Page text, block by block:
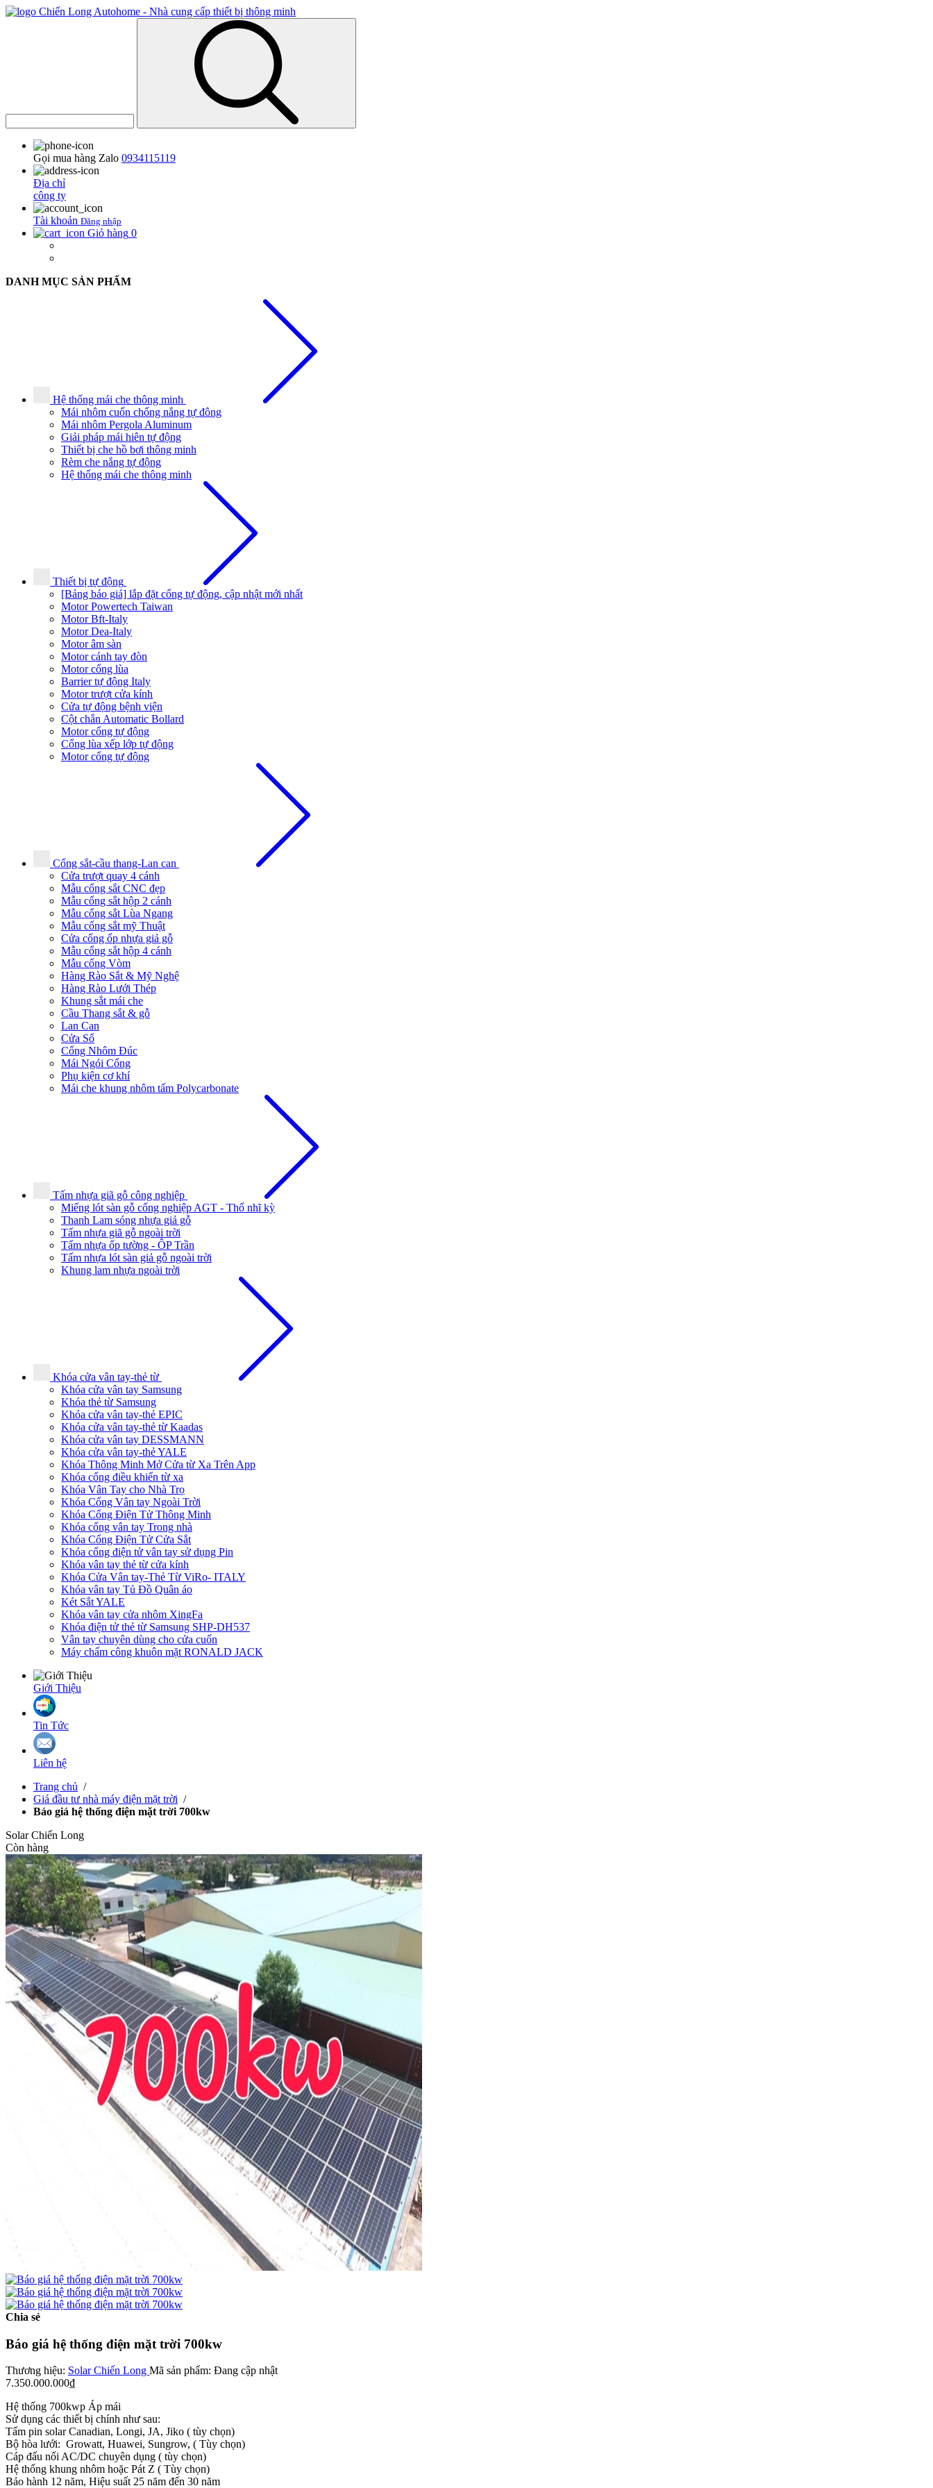
Gọi mua hàng Zalo 0934115119
Địa chỉ
công ty
Tài khoản Đăng nhập
Giỏ hàng 0
DANH MỤC SẢN PHẨM
Hệ thống mái che thông minh
Mái nhôm cuốn chống nắng tự đông
Mái nhôm Pergola Aluminum
Giải pháp mái hiên tự động
Thiết bị che hồ bơi thông minh
Rèm che nắng tự động
Hệ thống mái che thông minh
Thiết bị tự động
[Bảng báo giá] lắp đặt cổng tự động, cập nhật mới nhất
Motor Powertech Taiwan
Motor Bft-Italy
Motor Dea-Italy
Motor âm sàn
Motor cánh tay đòn
Motor cổng lùa
Barrier tự động Italy
Motor trượt cửa kính
Cửa tự động bệnh viện
Cột chắn Automatic Bollard
Motor cổng tự động
Cổng lùa xếp lớp tự động
Motor cổng tự động
Cổng sắt-cầu thang-Lan can
Cửa trượt quay 4 cánh
Mẫu cổng sắt CNC đẹp
Mẫu cổng sắt hộp 2 cánh
Mẫu cổng sắt Lùa Ngang
Mẫu cổng sắt mỹ Thuật
Cửa cổng ốp nhựa giả gỗ
Mẫu cổng sắt hộp 4 cánh
Mẫu cổng Vòm
Hàng Rào Sắt & Mỹ Nghệ
Hàng Rào Lưới Thép
Khung sắt mái che
Cầu Thang sắt & gỗ
Lan Can
Cửa Sổ
Cổng Nhôm Đúc
Mái Ngói Cổng
Phụ kiện cơ khí
Mái che khung nhôm tấm Polycarbonate
Tấm nhựa giã gỗ công nghiệp
Miếng lót sàn gỗ cổng nghiệp AGT - Thổ nhĩ kỳ
Thanh Lam sóng nhựa giả gỗ
Tấm nhựa giã gỗ ngoài trời
Tấm nhựa ốp tường - ÔP Trần
Tấm nhựa lót sàn giả gỗ ngoài trời
Khung lam nhựa ngoài trời
Khóa cửa vân tay-thẻ từ
Khóa cửa vân tay Samsung
Khóa thẻ từ Samsung
Khóa cửa vân tay-thẻ EPIC
Khóa cửa vân tay-thẻ từ Kaadas
Khóa cửa vân tay DESSMANN
Khóa cửa vân tay-thẻ YALE
Khóa Thông Minh Mở Cửa từ Xa Trên App
Khóa cổng điều khiển từ xa
Khóa Vân Tay cho Nhà Trọ
Khóa Cổng Vân tay Ngoài Trời
Khóa Cổng Điện Tử Thông Minh
Khóa cổng vân tay Trong nhà
Khóa Cổng Điện Tử Cửa Sắt
Khóa cổng điện tử vân tay sử dụng Pin
Khóa vân tay thẻ từ cửa kính
Khóa Cửa Vân tay-Thẻ Từ ViRo- ITALY
Khóa vân tay Tủ Đồ Quân áo
Két Sắt YALE
Khóa vân tay cửa nhôm XingFa
Khóa điện tử thẻ từ Samsung SHP-DH537
Vân tay chuyên dùng cho cửa cuốn
Máy chấm công khuôn mặt RONALD JACK
Giới Thiệu
Tin Tức
Liên hệ
Trang chủ /
Giá đầu tư nhà máy điện mặt trời /
Báo giá hệ thống điện mặt trời 700kw
Solar Chiến Long
Còn hàng
Chia sẻ
Báo giá hệ thống điện mặt trời 700kw
Thương hiệu: Solar Chiến Long Mã sản phẩm: Đang cập nhật
7.350.000.000₫
Hệ thống 700kwp Áp mái
Sử dụng các thiết bị chính như sau:
Tấm pin solar Canadian, Longi, JA, Jiko ( tùy chọn)
Bộ hòa lưới: Growatt, Huawei, Sungrow, ( Tùy chọn)
Cáp đấu nối AC/DC chuyên dụng ( tùy chọn)
Hệ thống khung nhôm hoặc Pát Z ( Tùy chọn)
Bảo hành 12 năm, Hiệu suất 25 năm đến 30 năm